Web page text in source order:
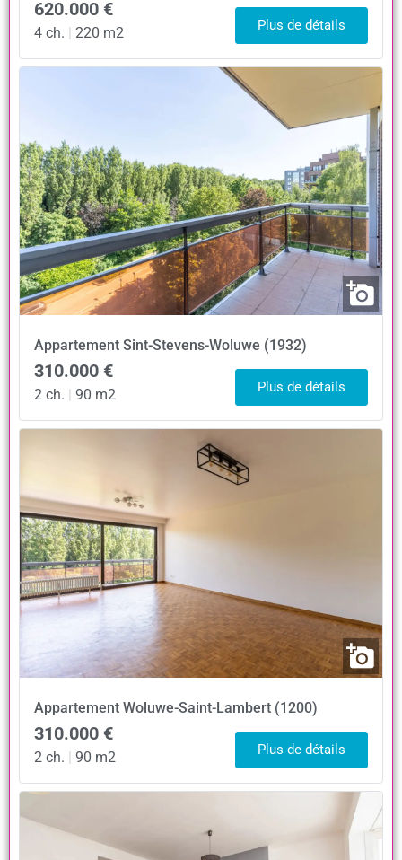
620.000 €
4 ch. | 220 m2 Plus de détails
Appartement Sint-Stevens-Woluwe (1932)
310.000 €
2 ch. 90 m2 Plus de détails
Appartement Woluwe-Saint-Lambert (1200)
310.000 €
2 ch. | 90 m2 Plus de détails